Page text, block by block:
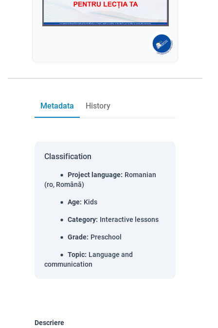
Metadata History
Classification
Project language: Romanian
(ro, Română)
Age: Kids
Category: Interactive lessons
Grade: Preschool
Topic: Language and
communication
Descriere